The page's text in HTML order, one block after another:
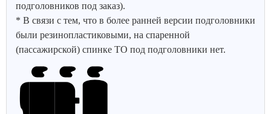
подголовников под заказ).
* В связи с тем, что в более ранней версии подголовники
были резинопластиковыми, на спаренной
(пассажирской) спинке ТО под подголовники нет.